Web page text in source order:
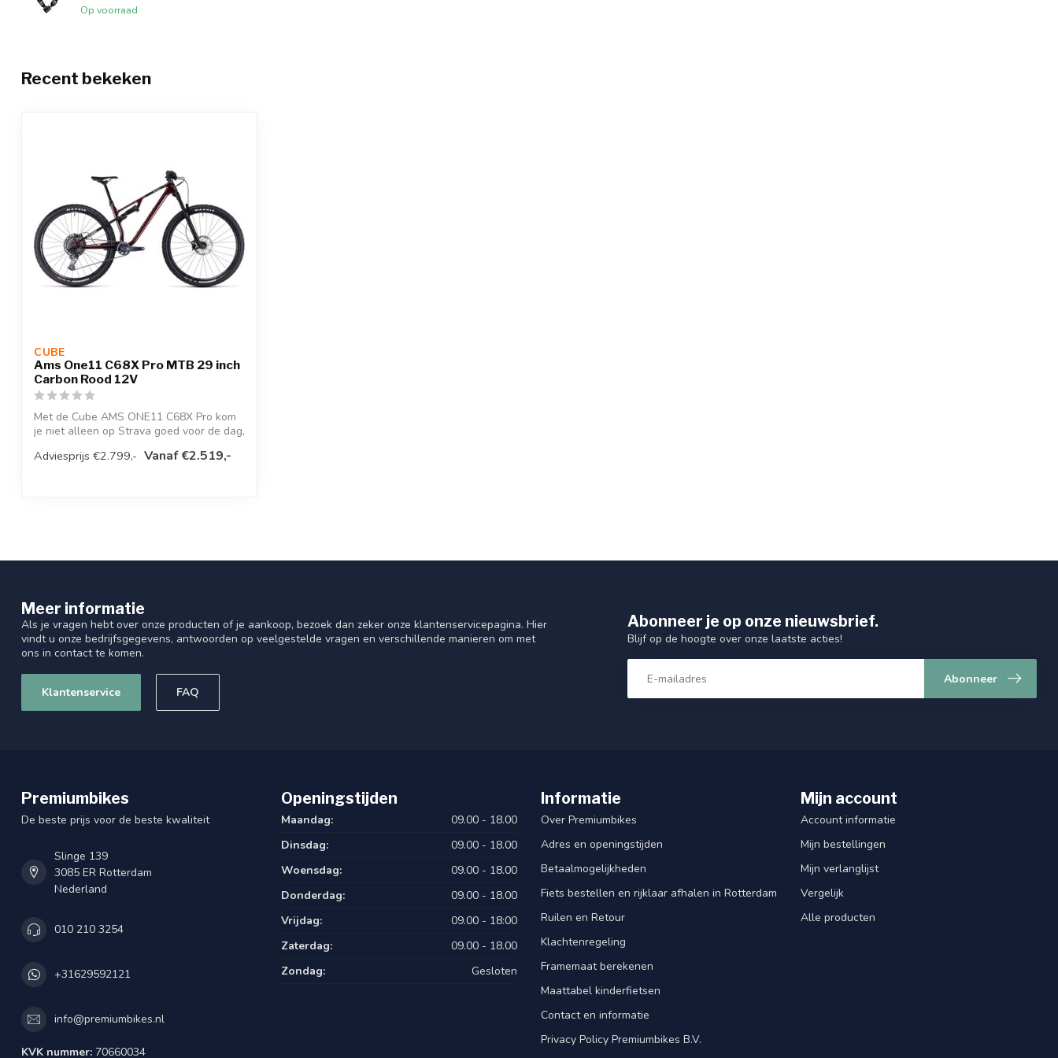
Op voorraad
Recent bekeken
CUBE
Ams One11 C68X Pro MTB 29 inch
Carbon Rood 12V
Met de Cube AMS ONE11 C68X Pro kom
je niet alleen op Strava goed voor de dag,
Adviesprijs €2.799,- Vanaf €2.519,-
Meer informatie
Als je vragen hebt over onze producten of je aankoop, bezoek dan zeker onze klantenservicepagina. Hier
vindt u onze bedrijfsgegevens, antwoorden op veelgestelde vragen en verschillende manieren om met
ons in contact te komen.
Klantenservice FAQ
Abonneer je op onze nieuwsbrief.
Blijf op de hoogte over onze laatste acties!
Abonneer
Premiumbikes
De beste prijs voor de beste kwaliteit
Slinge 139
3085 ER Rotterdam
Nederland
010 210 3254
+31629592121
info@premiumbikes.nl
KVK nummer: 70660034
Openingstijden
Maandag:
09.00 - 18.00
Dinsdag:
09.00 - 18.00
Woensdag:
09.00 - 18.00
Donderdag:
09.00 - 18.00
Vrijdag:
09.00 - 18:00
Zaterdag:
09.00 - 18.00
Zondag:
Gesloten
Informatie
Over Premiumbikes
Adres en openingstijden
Betaalmogelijkheden
Fiets bestellen en rijklaar afhalen in Rotterdam
Ruilen en Retour
Klachtenregeling
Framemaat berekenen
Maattabel kinderfietsen
Contact en informatie
Privacy Policy Premiumbikes B.V.
Mijn account
Account informatie
Mijn bestellingen
Mijn verlanglijst
Vergelijk
Alle producten